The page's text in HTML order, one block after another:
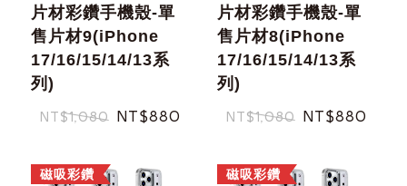
片材彩鑽手機殼-單
售片材9(iPhone
17/16/15/14/13系
列)
NT$1,080 NT$880
片材彩鑽手機殼-單
售片材8(iPhone
17/16/15/14/13系
列)
NT$1,080 NT$880
磁吸彩鑽 磁吸彩鑽